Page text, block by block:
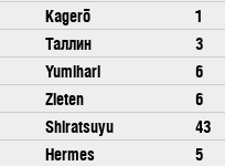
Kagerō 1
Таллин 3
Yumihari 6
Zieten 6
Shiratsuyu 43
Hermes 5